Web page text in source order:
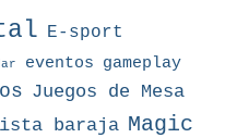
E-sport
eventos gameplay
Juegos de Mesa
baraja Magic